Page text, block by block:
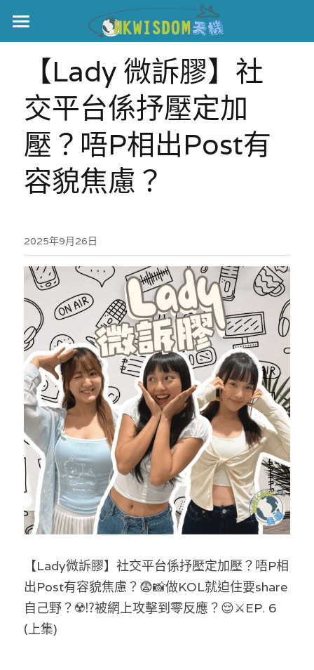
主頁
世界盃
伊美戰爭
黎智英案
正本清源•黎智英案
宏福火災
宏福苑聽證會
宏福火災正視聽
記錄．宏福苑火災
中國
國際
娛樂
反華推手你要知
反華推手懶人包
民主派騙案十式
反華推手起底
美西霸凌內幕
美西極權主義
真相直擊
極端暴恐實錄
KOL 專欄
林淑芳專欄
屈穎妍專欄
朱庭萱專欄
莫綺琪專欄
黃萬成專欄
招國偉專欄
高松傑專欄
林伯強專欄
絕密法庭檔案
醫院口岸爆炸案
屠龍小隊案
黎智英案審訊
35+顛覆案
生活
吃喝玩指南
休閒好介紹
花生仔漫畫週記
關於我們
人才招聘
商戶合作
支持讚助
條款及細則
搜索
繁體中文
English
【Lady 微訴膠】 社
交平台係抒壓定加
壓？唔P相出Post有
容貌焦慮？
2025年9月26日
【Lady微訴膠】社交平台係抒壓定加壓？唔P相
出Post有容貌焦慮？😨📸做KOL就迫住要share
自己野？☢️⁉️被網上攻擊到零反應？😌⚔️EP. 6
(上集)